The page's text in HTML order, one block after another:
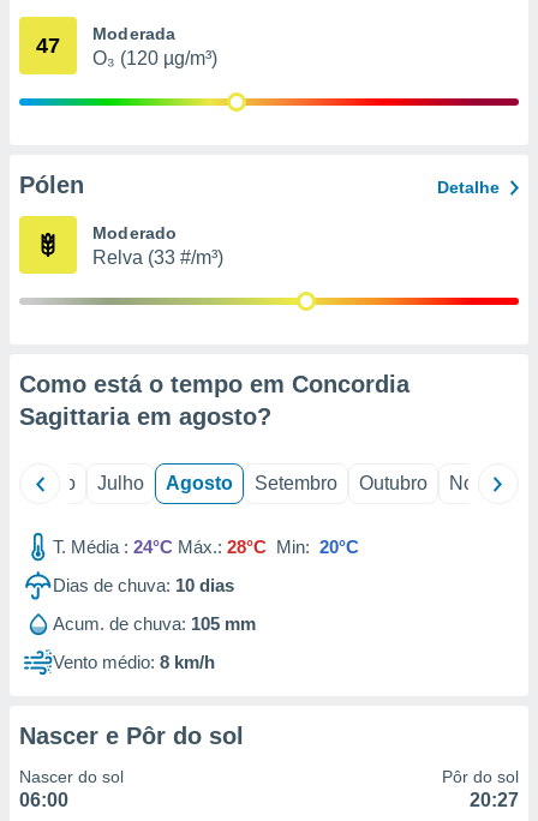
através
estudos
1199
47 Moderada
O₃ (120 µg/m³)
Pólen Detalhe
Moderado
Relva (33 #/m³)
Como está o tempo em Concordia
Sagittaria em agosto?
Junho Julho Agosto Setembro Outubro Novembro
T. Média : 24°C Máx.: 28°C Min: 20°C
Dias de chuva: 10 dias
Acum. de chuva: 105 mm
Vento médio: 8 km/h
Nascer e Pôr do sol
Nascer do sol
06:00
Pôr do sol
20:27